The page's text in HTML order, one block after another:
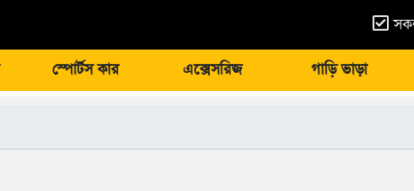
স্পোর্টস কার এক্সেসরিজ গাড়ি ভাড়া